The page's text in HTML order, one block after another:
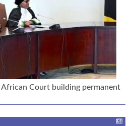
African Court building permanent